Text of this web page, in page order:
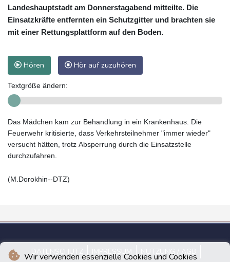
Wir verwenden essenzielle Cookies und Cookies
Landeshauptstadt am Donnerstagabend mitteilte. Die
Einsatzkräfte entfernten ein Schutzgitter und brachten sie
mit einer Rettungsplattform auf den Boden.
Hören Hör auf zuzuhören
Textgröße ändern:
Das Mädchen kam zur Behandlung in ein Krankenhaus. Die
Feuerwehr kritisierte, dass Verkehrsteilnehmer "immer wieder"
versucht hätten, trotz Absperrung durch die Einsatzstelle
durchzufahren.
(M.Dorokhin--DTZ)
DATENSCHUTZ IMPRESSUM
NUTZUNG / AGB